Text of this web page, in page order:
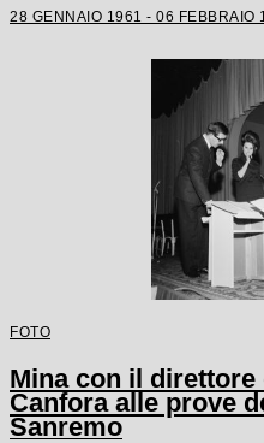
28 GENNAIO 1961 - 06 FEBBRAIO
FOTO
Mina con il
Canfora alle prove
Sanremo